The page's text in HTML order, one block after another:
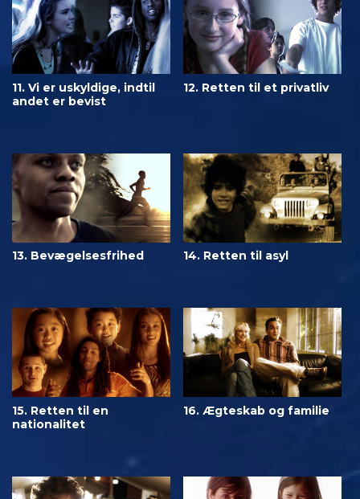
11. Vi er uskyldige, indtil
andet er bevist
12. Retten til et privatliv
13. Bevægelsesfrihed 14. Retten til asyl
15. Retten til en
nationalitet
16. Ægteskab og familie